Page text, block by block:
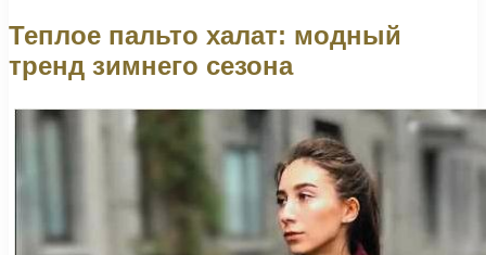
Теплое пальто халат: модный
тренд зимнего сезона